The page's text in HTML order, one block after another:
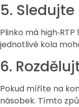
5. Sledujte
Plinko má
jednotlivé kola
6.
Pokud míříte na
násobek. Tímto